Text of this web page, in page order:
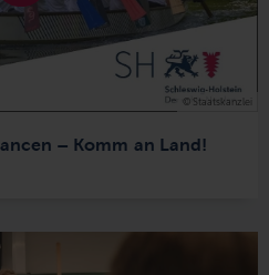
– Komm an Land!
© Staatskanzlei